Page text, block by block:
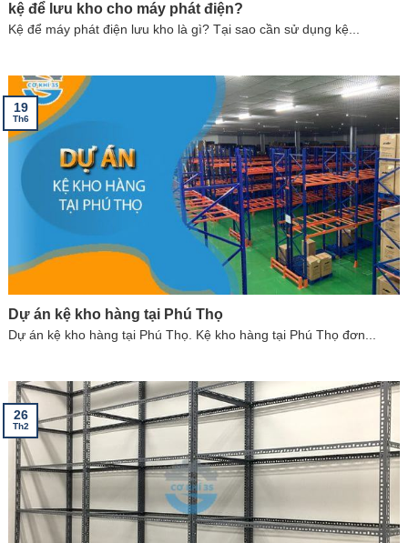
kệ để lưu kho cho máy phát điện?
Kệ để máy phát điện lưu kho là gì? Tại sao cần sử dụng kệ...
Dự án kệ kho hàng tại Phú Thọ
Dự án kệ kho hàng tại Phú Thọ. Kệ kho hàng tại Phú Thọ đơn...
19
Th6
26
Th2